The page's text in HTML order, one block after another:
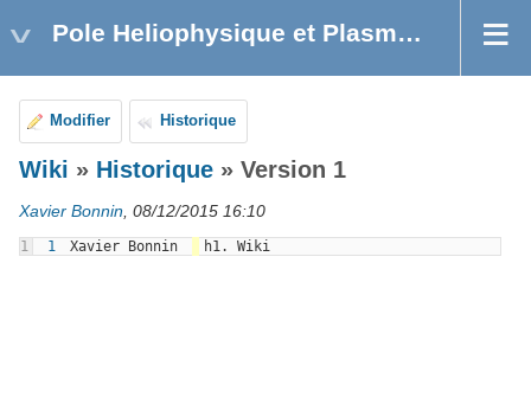
Pole Heliophysique et Plasmas Astrophysiques
Modifier Historique
Wiki » Historique » Version 1
Xavier Bonnin, 08/12/2015 16:10
1 1 Xavier Bonnin h1. Wiki